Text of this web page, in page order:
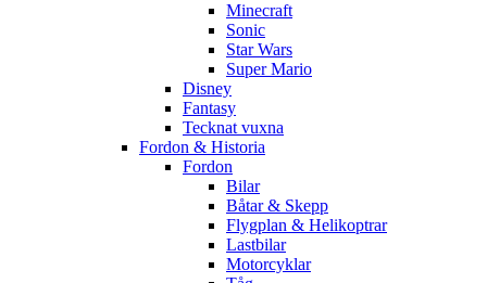
Minecraft
Sonic
Star Wars
Super Mario
Disney
Fantasy
Tecknat vuxna
Fordon & Historia
Fordon
Bilar
Båtar & Skepp
Flygplan & Helikoptrar
Lastbilar
Motorcyklar